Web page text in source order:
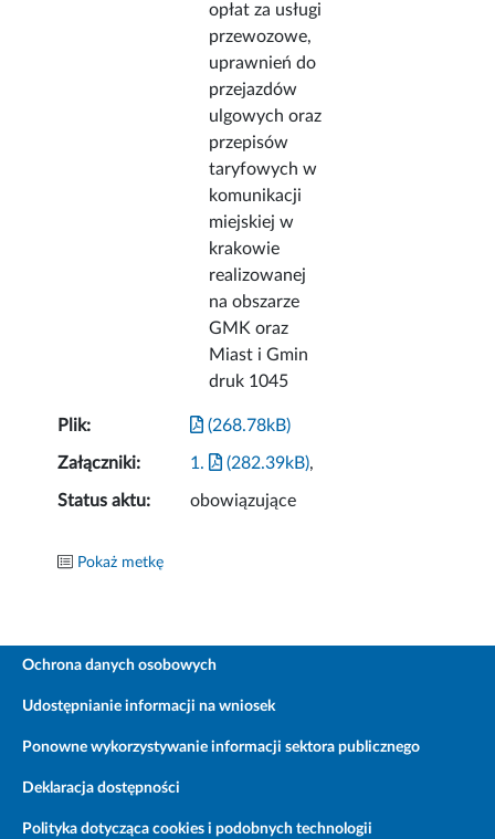
opłat za usługi
przewozowe,
uprawnień do
przejazdów
ulgowych oraz
przepisów
taryfowych w
komunikacji
miejskiej w
krakowie
realizowanej
na obszarze
GMK oraz
Miast i Gmin
druk 1045
Plik: (268.78kB)
Załączniki: 1. (282.39kB),
Status aktu: obowiązujące
Pokaż metkę
Ochrona danych osobowych
Udostępnianie informacji na wniosek
Ponowne wykorzystywanie informacji sektora publicznego
Deklaracja dostępności
Polityka dotycząca cookies i podobnych technologii